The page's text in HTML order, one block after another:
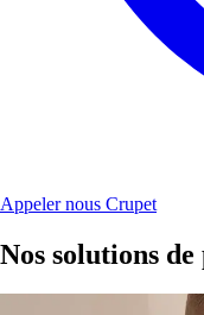
Appeler nous Crupet
Nos solutions